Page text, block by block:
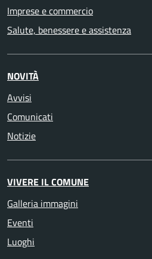
Imprese e commercio
Salute, benessere e assistenza
NOVITÀ
Avvisi
Comunicati
Notizie
VIVERE IL COMUNE
Galleria immagini
Eventi
Luoghi